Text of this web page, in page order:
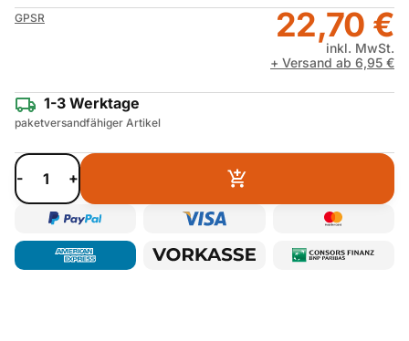
GPSR 22,70 €
inkl. MwSt.
+ Versand ab 6,95 €
1-3 Werktage
paketversandfähiger Artikel
- +